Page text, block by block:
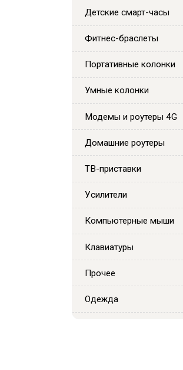
Детские смарт-часы
Фитнес-браслеты
Портативные колонки
Умные колонки
Модемы и роутеры 4G
Домашние роутеры
ТВ-приставки
Усилители
Компьютерные мыши
Клавиатуры
Прочее
Одежда